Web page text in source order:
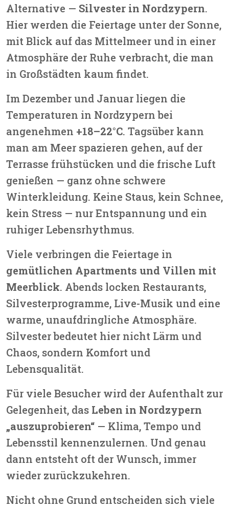
Alternative — Silvester in Nordzypern.
Hier werden die Feiertage unter der Sonne,
mit Blick auf das Mittelmeer und in einer
Atmosphäre der Ruhe verbracht, die man
in Großstädten kaum findet.
Im Dezember und Januar liegen die
Temperaturen in Nordzypern bei
angenehmen +18–22°C. Tagsüber kann
man am Meer spazieren gehen, auf der
Terrasse frühstücken und die frische Luft
genießen — ganz ohne schwere
Winterkleidung. Keine Staus, kein Schnee,
kein Stress — nur Entspannung und ein
ruhiger Lebensrhythmus.
Viele verbringen die Feiertage in
gemütlichen Apartments und Villen mit
Meerblick. Abends locken Restaurants,
Silvesterprogramme, Live-Musik und eine
warme, unaufdringliche Atmosphäre.
Silvester bedeutet hier nicht Lärm und
Chaos, sondern Komfort und
Lebensqualität.
Für viele Besucher wird der Aufenthalt zur
Gelegenheit, das Leben in Nordzypern
„auszuprobieren“ — Klima, Tempo und
Lebensstil kennenzulernen. Und genau
dann entsteht oft der Wunsch, immer
wieder zurückzukehren.
Nicht ohne Grund entscheiden sich viele